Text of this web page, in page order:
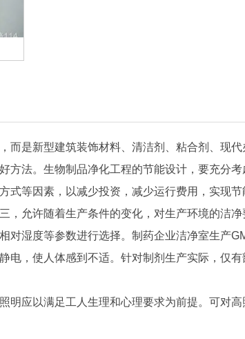
而是新型建筑装饰材料、清洁剂、粘合剂、现
方法。生物制品净化工程的节能设计，要充分
式等因素，以减少投资，减少运行费用，实现
允许随着生产条件的变化，对生产环境的洁净
对湿度等参数进行选择。制药企业洁净室生产
电，使人体感到不适。针对制剂生产实际，仅
应以满足工人生理和心理要求为前提。可对